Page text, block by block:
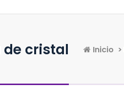
cristal Inicio >